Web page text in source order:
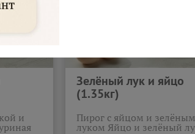
и
Зелёный лук и яйцо
(1.35кг)
Пирог с яйцом и зелёным
луком Яйцо и зелёный